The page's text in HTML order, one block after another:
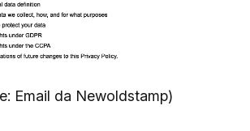
Email da Newoldstamp)